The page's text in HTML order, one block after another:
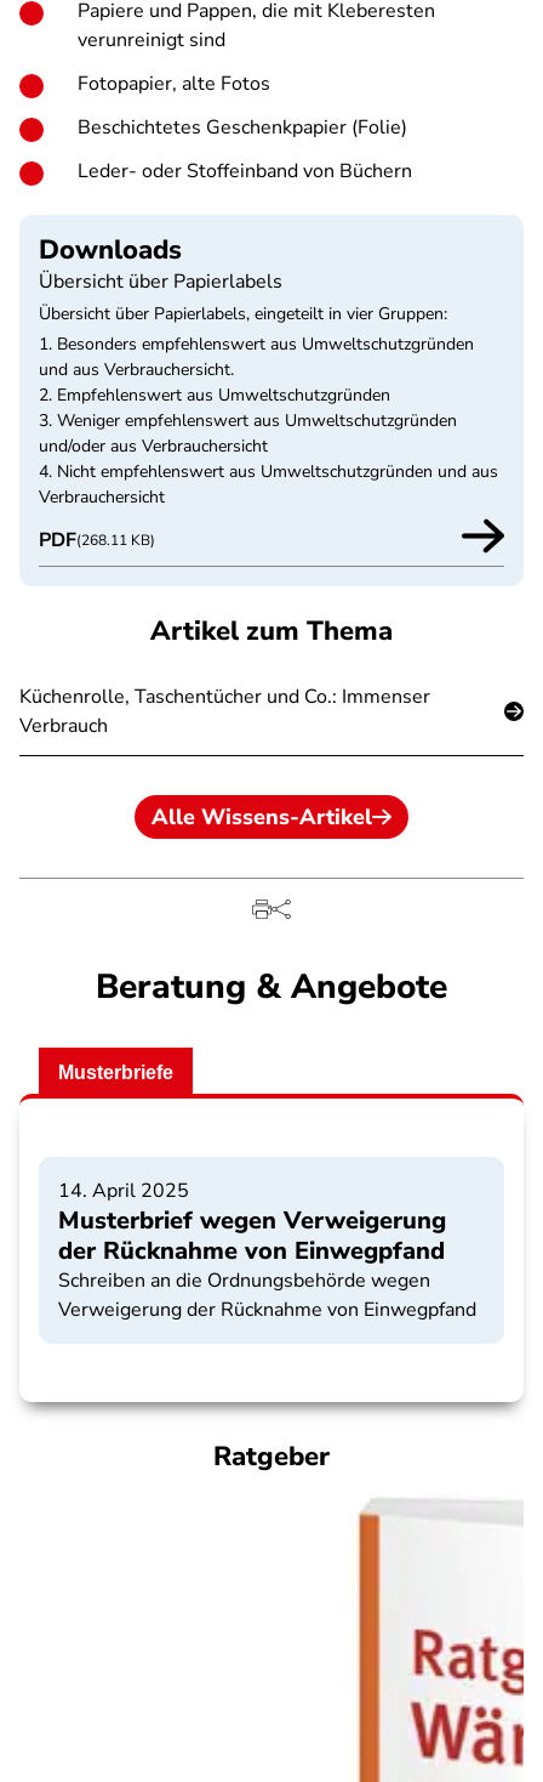
Papiere und Pappen, die mit Kleberesten
verunreinigt sind
Fotopapier, alte Fotos
Beschichtetes Geschenkpapier (Folie)
Leder- oder Stoffeinband von Büchern
Downloads
Übersicht über Papierlabels
Übersicht über Papierlabels, eingeteilt in vier Gruppen:
1. Besonders empfehlenswert aus Umweltschutzgründen
und aus Verbrauchersicht.
2. Empfehlenswert aus Umweltschutzgründen
3. Weniger empfehlenswert aus Umweltschutzgründen
und/oder aus Verbrauchersicht
4. Nicht empfehlenswert aus Umweltschutzgründen und aus
Verbrauchersicht
PDF(268.11 KB)
Artikel zum Thema
Küchenrolle, Taschentücher und Co.: Immenser
Verbrauch
Alle Wissens-Artikel
Beratung & Angebote
Musterbriefe
14. April 2025
Musterbrief wegen Verweigerung
der Rücknahme von Einwegpfand
Schreiben an die Ordnungsbehörde wegen
Verweigerung der Rücknahme von Einwegpfand
Ratgeber